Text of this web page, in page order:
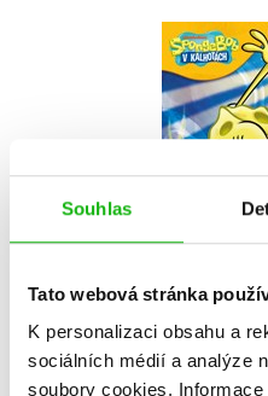
Souhlas
Tato webová stránka
K personalizaci obsahu a
sociálních médií a analýze
soubory cookies.
Do
143